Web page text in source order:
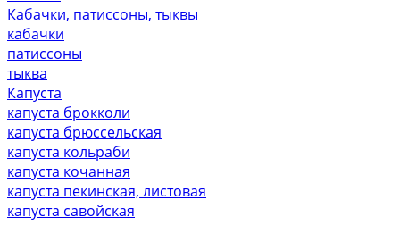
Кабачки, патиссоны, тыквы
кабачки
патиссоны
тыква
Капуста
капуста брокколи
капуста брюссельская
капуста кольраби
капуста кочанная
капуста пекинская, листовая
капуста савойская